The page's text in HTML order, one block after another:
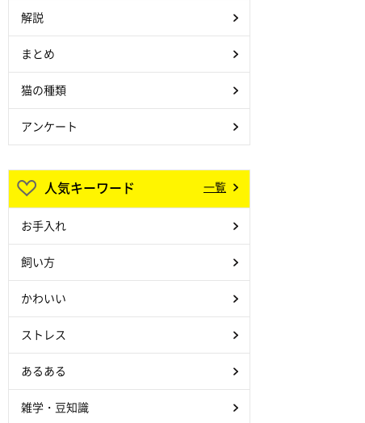
解説
まとめ
猫の種類
アンケート
人気キーワード 一覧
お手入れ
飼い方
かわいい
ストレス
あるある
雑学・豆知識